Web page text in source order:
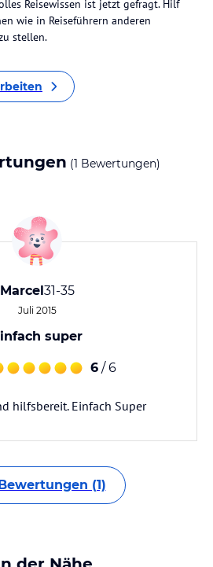
Reisewissen ist jetzt gefragt. Hilf
wie in Reiseführern anderen
stellen.
(1 Bewertungen)
Marcel31-35
Juli 2015
super
6 / 6
hilfsbereit. Einfach Super
(1)